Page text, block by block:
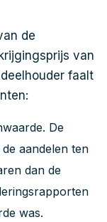
de
van
faalt
De
aandelen ten
dan de
was.